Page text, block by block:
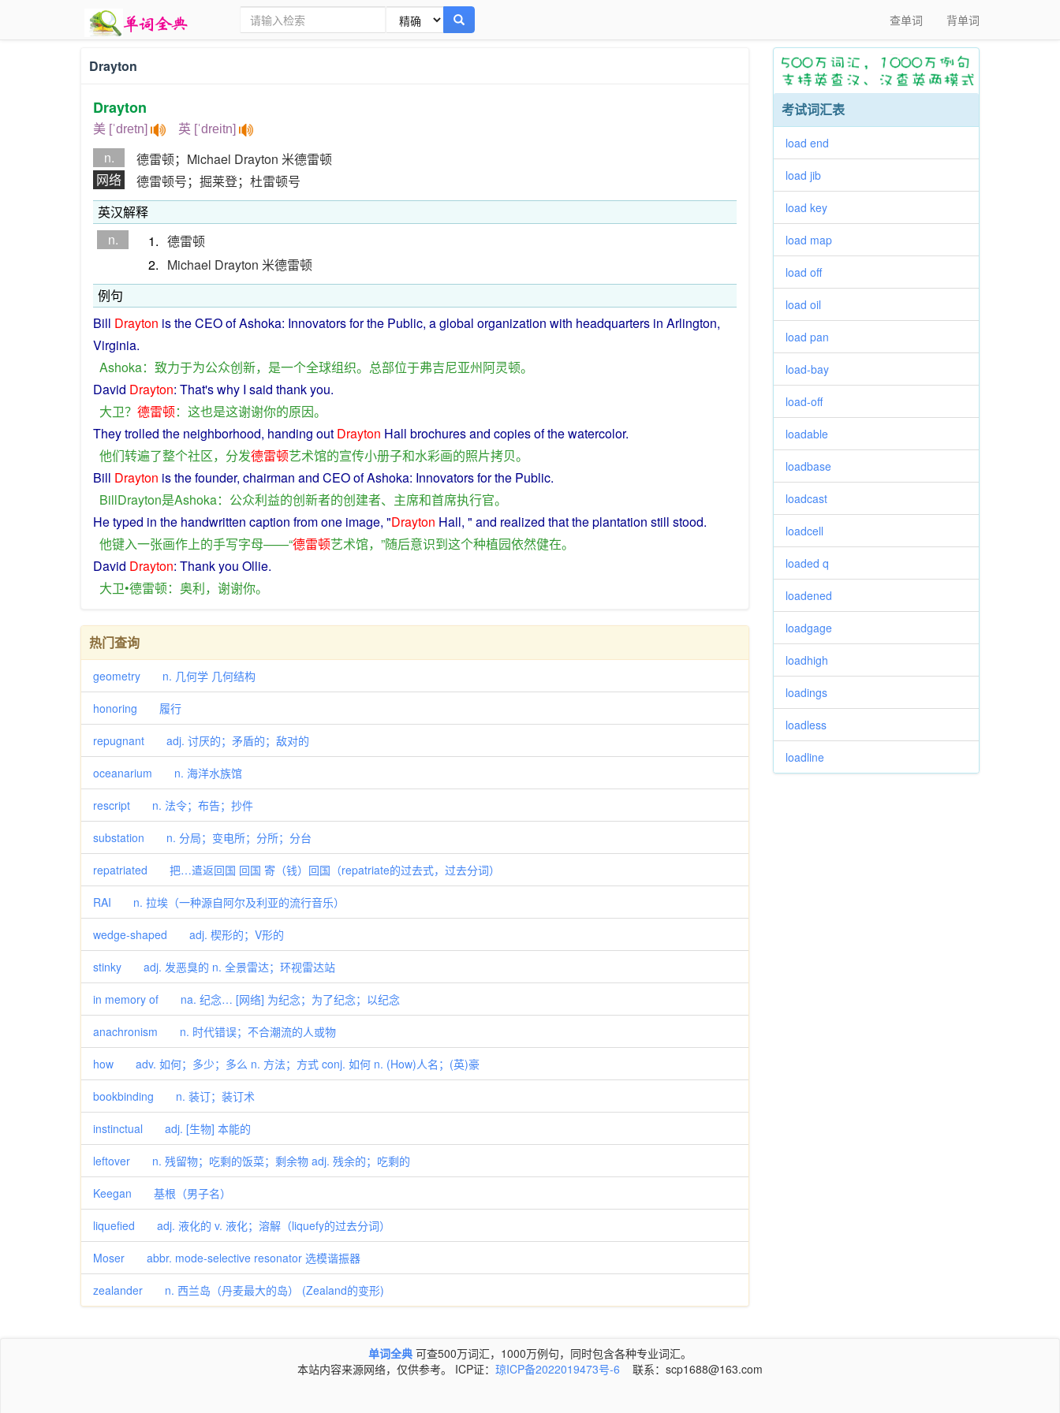
查单词 背单词
Drayton
Drayton
美 [ˈdretn] 英 [ˈdreitn]
n.
德雷顿；Michael Drayton 米德雷顿
网络
德雷顿号；掘莱登；杜雷顿号
英汉解释
n.
1. 德雷顿
2. Michael Drayton 米德雷顿
例句
Bill Drayton isthe CEO of Ashoka: Innovatorsforthe Public, aglobal organization with headquarters in Arlington,
Virginia.
Ashoka： 致力于为公众创新， 是一个全球组织。 总部位于弗吉尼亚州阿灵顿。
David Drayton: That'swhy I said thankyou.
大卫？ 德雷顿： 这也是这谢谢你的原因。
Theytrolled the neighborhood, handing out Drayton Hall brochuresand copiesofthewatercolor.
他们转遍了整个社区， 分发德雷顿艺术馆的宣传小册子和水彩画的照片拷贝。
Bill Drayton isthefounder, chairman and CEOofAshoka: Innovatorsfor the Public.
BillDrayton是Ashoka： 公众利益的创新者的创建者、 主席和首席执行官。
Hetyped in the handwritten caption fromone image, "Drayton Hall, " and realized that theplantation still stood.
他键入一张画作上的手写字母——“德雷顿艺术馆，”随后意识到这个种植园依然健在。
David Drayton: Thankyou Ollie.
大卫•德雷顿： 奥利， 谢谢你。
热门查询
geometry n. 几何学 几何结构
honoring 履行
repugnant adj. 讨厌的；矛盾的；敌对的
oceanarium n. 海洋水族馆
rescript n. 法令；布告；抄件
substation n. 分局；变电所；分所；分台
repatriated 把…遣返回国 回国 寄（钱）回国（repatriate的过去式，过去分词）
RAI n. 拉埃（一种源自阿尔及利亚的流行音乐）
wedge-shaped adj. 楔形的；V形的
stinky adj. 发恶臭的 n. 全景雷达；环视雷达站
in memory of na. 纪念… [网络] 为纪念；为了纪念；以纪念
anachronism n. 时代错误；不合潮流的人或物
how adv. 如何；多少；多么 n. 方法；方式 conj. 如何 n. (How)人名；(英)豪
bookbinding n. 装订；装订术
instinctual adj. [生物] 本能的
leftover n. 残留物；吃剩的饭菜；剩余物 adj. 残余的；吃剩的
Keegan 基根（男子名）
liquefied adj. 液化的 v. 液化；溶解（liquefy的过去分词）
Moser abbr. mode-selective resonator 选模谐振器
zealander n. 西兰岛（丹麦最大的岛） (Zealand的变形)
考试词汇表
load end
load jib
load key
load map
load off
load oil
load pan
load-bay
load-off
loadable
loadbase
loadcast
loadcell
loaded q
loadened
loadgage
loadhigh
loadings
loadless
loadline
单词全典 可查500万词汇，1000万例句，同时包含各种专业词汇。
本站内容来源网络，仅供参考。 ICP证： 琼ICP备2022019473号-6 联系：scp1688@163.com